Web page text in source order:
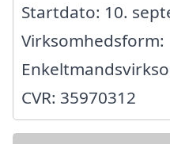
Startdato: 10.
Virksomhedsform:
CVR: 35970312